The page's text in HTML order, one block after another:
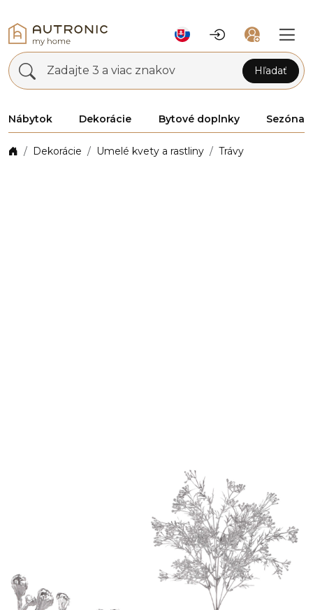
Zadajte 3 a viac znakov Hľadať
Nábytok Dekorácie Bytové doplnky Sezóna
Dekorácie Umelé kvety a rastliny Trávy